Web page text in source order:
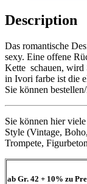
Description
Das romantische
sexy. Eine offene
Kette schauen, wird
in Ivori farbe ist die
Sie können
Sie können hier
Style (Vintage,
Trompete,
ab Gr. 42 + 10% zu